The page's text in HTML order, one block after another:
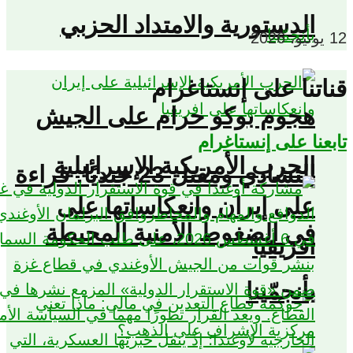
الدستورية والامتداد الحزبي
الحرب الأمريكية الإسرائيلية
على إيران وانعكاساتها على
افريقيا
هجوم بوكو حرام على الجيش
التشادي ومقتل 23 جنديًا: قراءة
في الضغوط الأمنية المحيطة
بأنجمّينا
على إنستاغرام
على إنستاغرام